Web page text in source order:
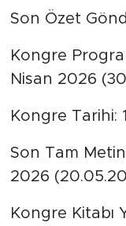
Son Özet
Kongre
Nisan 2026
Kongre Tarihi:
Son Tam
2026
Kongre Kitabı